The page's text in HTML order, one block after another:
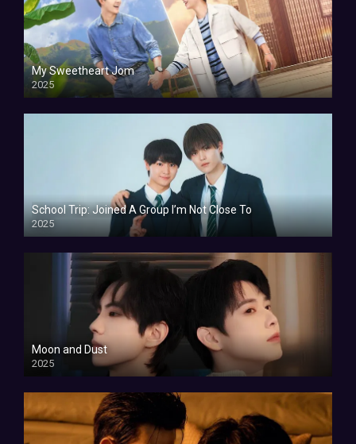
My Sweetheart Jom
2025
School Trip: Joined A Group I’m Not Close To
2025
Moon and Dust
2025